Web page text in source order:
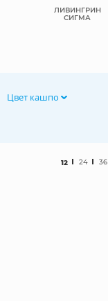
ЛИВИНГРИН
СИГМА
Цвет кашпо
12 24 36